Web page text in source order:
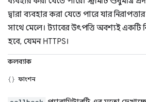
দ্বারা ব্যবহার করা যেতে পারে যার
সাথে মেলে। ট্যাবের উৎপত্তি অবশ্যই একটি
হবে, যেমন HTTPS।
কলব্যাক
ফাংশন